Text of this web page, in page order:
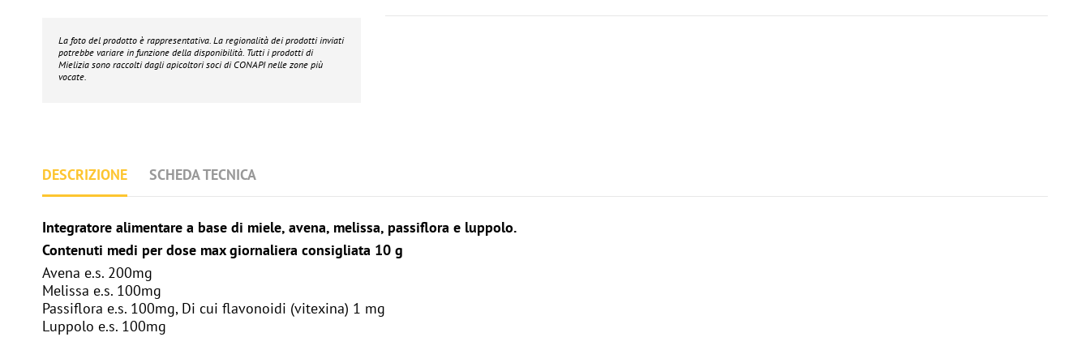
La foto del prodotto è rappresentativa. La regionalità dei prodotti inviati
potrebbe variare in funzione della disponibilità. Tutti i prodotti di
Mielizia sono raccolti dagli apicoltori soci di CONAPI nelle zone più
vocate.
DESCRIZIONE SCHEDA TECNICA
Integratore alimentare a base di miele, avena, melissa, passiflora e luppolo.
Contenuti medi per dose max giornaliera consigliata 10 g
Avena e.s. 200mg
Melissa e.s. 100mg
Passiflora e.s. 100mg, Di cui flavonoidi (vitexina) 1 mg
Luppolo e.s. 100mg